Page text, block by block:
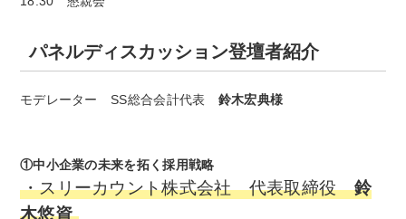
パネルディスカッション登壇者紹介
モデレーター SS総合会計代表 鈴木宏典様
①中小企業の未来を拓く採用戦略
・スリーカウント株式会社 代表取締役鈴
木悠資